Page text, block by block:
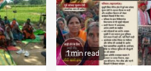
1 min read